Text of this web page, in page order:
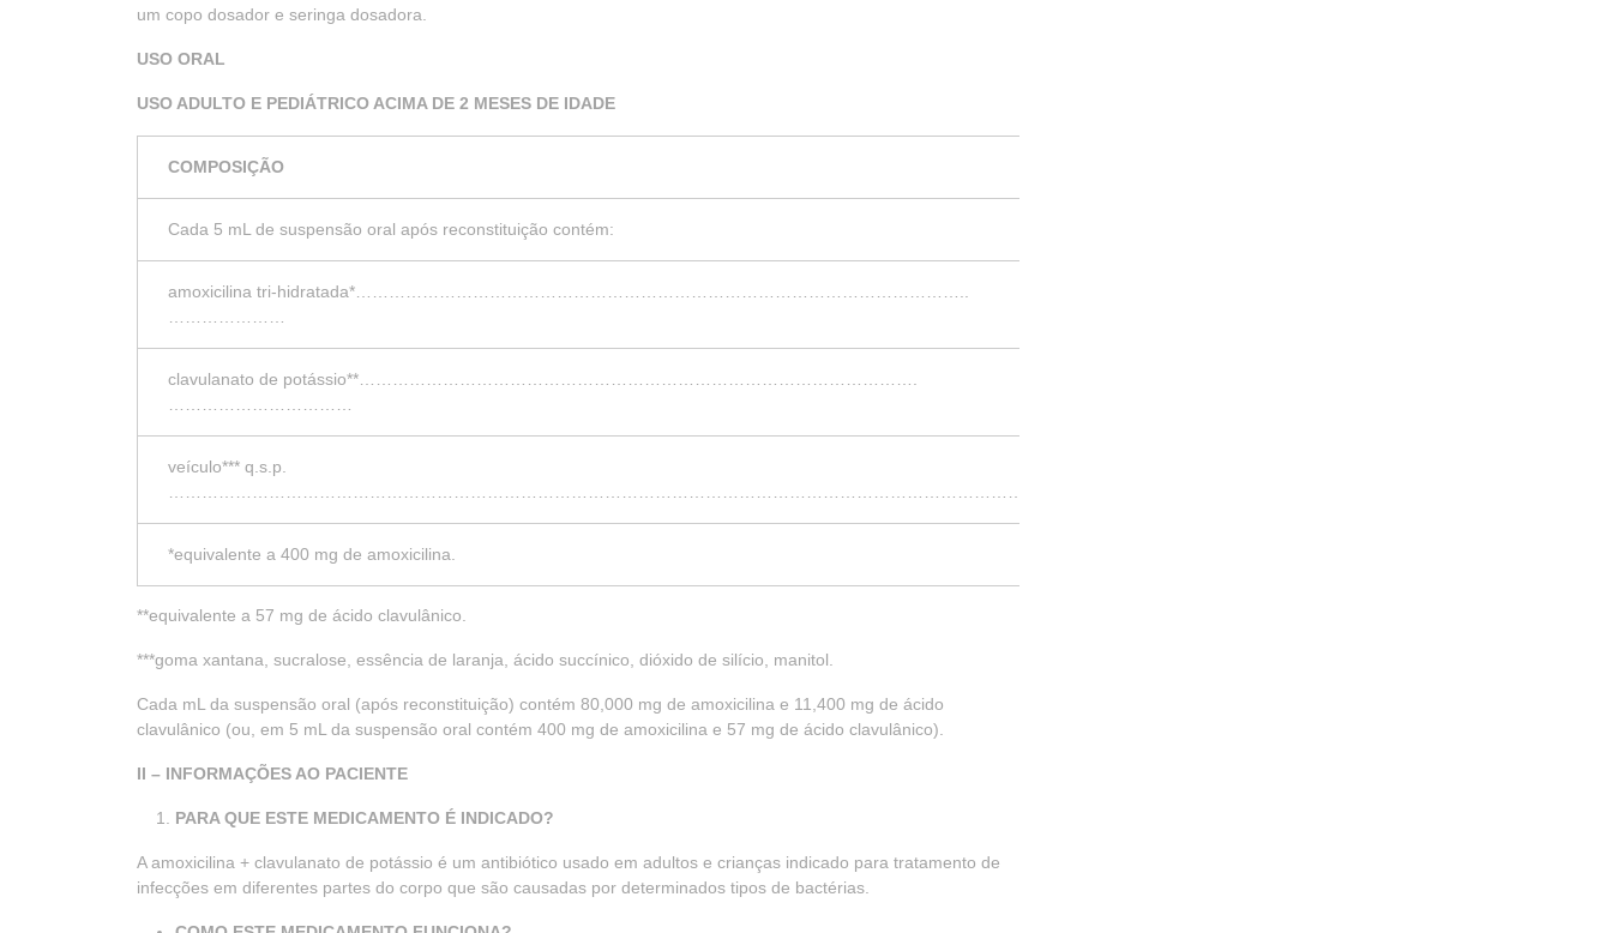
um copo dosador e seringa dosadora.
USO ORAL
USO ADULTO E PEDIÁTRICO ACIMA DE 2 MESES DE IDADE
COMPOSIÇÃO
Cada 5 mL de suspensão oral após reconstituição contém:
amoxicilina tri-hidratada*………………………………………………………………………………………………..
clavulanato de potássio**……………………………………………………………………………………….
veículo*** q.s.p.
*equivalente a 400 mg de amoxicilina.
**equivalente a 57 mg de ácido clavulânico.
***goma xantana, sucralose, essência de laranja, ácido succínico, dióxido de silício, manitol.
Cada mL da suspensão oral (após reconstituição) contém 80,000 mg de amoxicilina e 11,400 mg de ácido
clavulânico (ou, em 5 mL da suspensão oral contém 400 mg de amoxicilina e 57 mg de ácido clavulânico).
II – INFORMAÇÕES AO PACIENTE
PARA QUE ESTE MEDICAMENTO É INDICADO?
A amoxicilina + clavulanato de potássio é um antibiótico usado em adultos e crianças indicado para tratamento de
infecções em diferentes partes do corpo que são causadas por determinados tipos de bactérias.